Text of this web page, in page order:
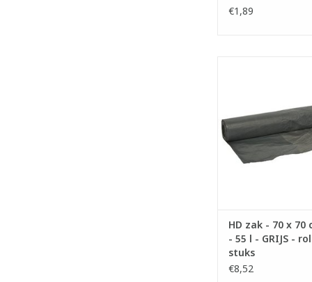
€1,89
materiaal.
- Ideaal voor licht
- Voldoet aan
TOEVOEGEN AAN
HD zak - 70 x 70
- 55 l - GRIJS -
stuks
€8,52